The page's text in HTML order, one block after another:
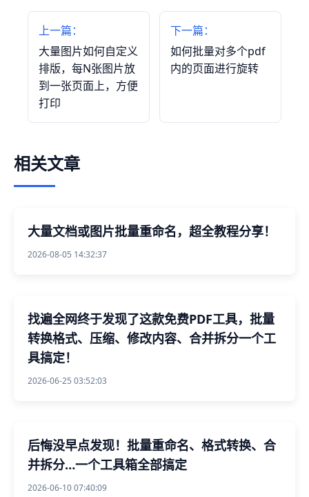
上一篇：
大量图片如何自定义
排版，每N张图片放
到一张页面上，方便
打印
下一篇：
如何批量对多个pdf
内的页面进行旋转
相关文章
大量文档或图片批量重命名，超全教程分享！
2026-08-05 14:32:37
找遍全网终于发现了这款免费PDF工具，批量
转换格式、压缩、修改内容、合并拆分一个工
具搞定！
2026-06-25 03:52:03
后悔没早点发现！批量重命名、格式转换、合
并拆分…一个工具箱全部搞定
2026-06-10 07:40:09